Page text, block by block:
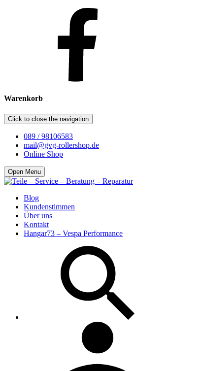
Warenkorb
Click to close the navigation
089 / 98106583
mail@gvg-rollershop.de
Online Shop
Open Menu
Blog
Kundenstimmen
Über uns
Kontakt
Hangar73 – Vespa Performance